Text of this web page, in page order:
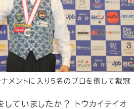
メントに入り5名のプロを倒して戴冠
ていましたか？ トウカイテイオ